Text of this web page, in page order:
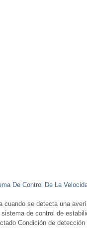
De Control De La
cuando se detecta una
de control de
Condición de